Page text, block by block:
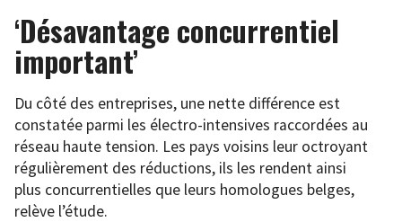
‘Désavantage concurrentiel
important’
Du côté des entreprises, une nette différence est
constatée parmi les électro-intensives raccordées au
réseau haute tension. Les pays voisins leur octroyant
régulièrement des réductions, ils les rendent ainsi
plus concurrentielles que leurs homologues belges,
relève l’étude.